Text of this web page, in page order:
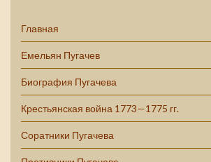
Главная
Емельян Пугачев
Биография Пугачева
Крестьянская война 1773—1775 гг.
Соратники Пугачева